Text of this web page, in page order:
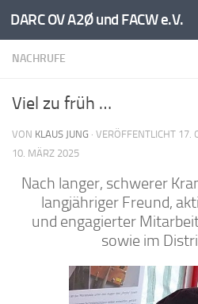
Unter dem Inhalt
DARC OV A2Ø und FACW e.V.
NACHRUFE
Viel zu früh …
VON KLAUS JUNG · VERÖFFENTLICHT 17.
10. MÄRZ 2025
Nach langer, schwerer
langjähriger Freund,
und engagierter
sowie im